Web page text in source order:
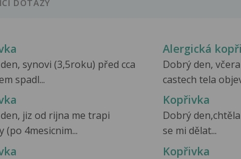
DOTAZY
synovi (3,5roku) před cca
spadl...
Alergická
Dobrý den,
castech tela
jiz od rijna me trapi
(po 4mesicnim...
Kopřivka
Dobrý
se mi dělat...
Kopřivka